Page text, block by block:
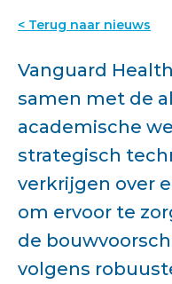
< Terug naar nieuws
Vanguard
samen met de
academische
strategisch
verkrijgen over
om ervoor te
de
volgens